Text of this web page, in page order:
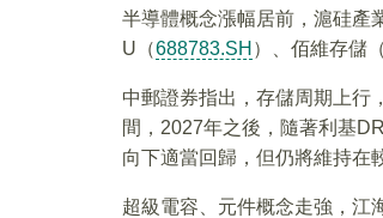
半導體概念漲幅居前，滬硅產
U（688783.SH ）、佰維存儲（
中郵證券指出，存儲周期上行
間，2027年之後，隨著利基
向下適當回歸，但仍將維持在
超級電容、元件概念走強，江